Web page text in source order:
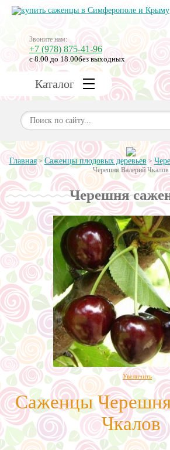
Звоните нам:
+7 (978) 875-41-96
с 8.00 до 18.00без выходных
Каталог
Главная>Саженцы плодовых деревьев>
Черешня Валерий Чкалов
Черешня
Увеличить
Саженцы
Чкалов